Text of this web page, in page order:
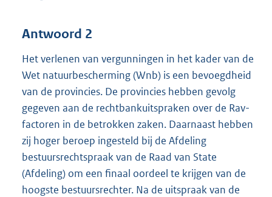
Antwoord 2
Het verlenen van vergunningen in het kader van de
Wet natuurbescherming (Wnb) is een bevoegdheid
van de provincies. De provincies hebben gevolg
gegeven aan de rechtbankuitspraken over de Rav-
factoren in de betrokken zaken. Daarnaast hebben
zij hoger beroep ingesteld bij de Afdeling
bestuursrechtspraak van de Raad van State
(Afdeling) om een finaal oordeel te krijgen van de
hoogste bestuursrechter. Na de uitspraak van de